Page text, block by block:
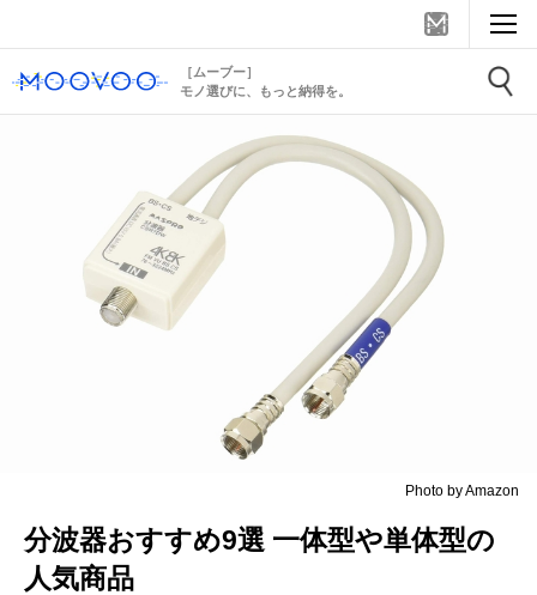
［ムーブー］
モノ選びに、もっと納得を。
Photo by Amazon
分波器おすすめ9選 一体型や単体型の
人気商品